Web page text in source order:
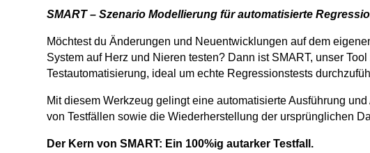
SMART – Szenario Modellierung für automatisierte
Möchtest du Änderungen und Neuentwicklungen auf dem
System auf Herz und Nieren testen? Dann ist SMART, unser
Testautomatisierung, ideal um echte Regressionstests
Mit diesem Werkzeug gelingt eine automatisierte Ausführung und
von Testfällen sowie die Wiederherstellung der ursprünglichen
Der Kern von SMART: Ein 100%ig autarker Testfall.